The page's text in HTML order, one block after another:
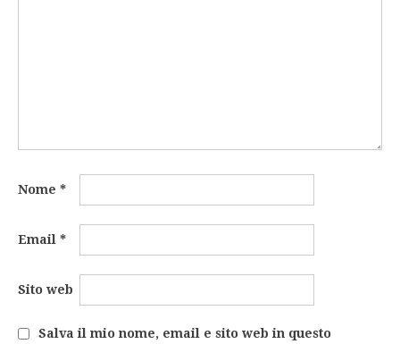
Nome *
Email *
Sito web
Salva il mio nome, email e sito web in questo